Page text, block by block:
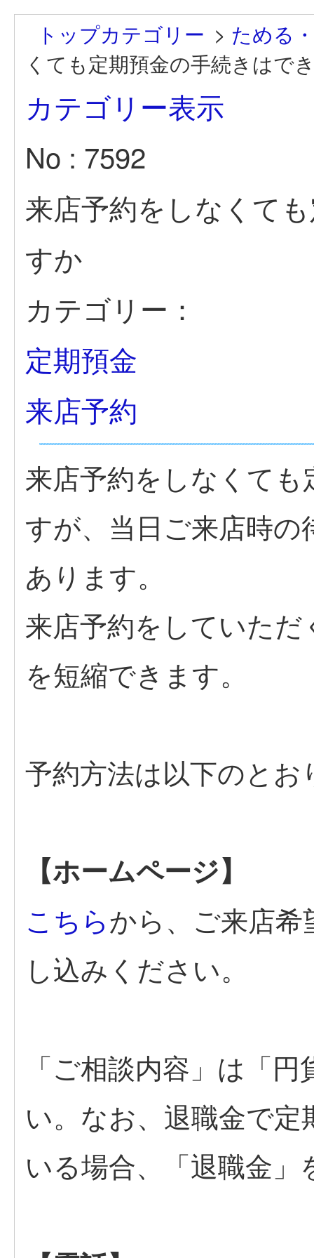
トップカテゴリー > ためる
くても定期預金の手続きはで
カテゴリー表示
No : 7592
来店予約をしなくて
すか
カテゴリー：
定期預金
来店予約
来店予約をしなくて
すが、当日ご来店時
あります。
来店予約をしていた
を短縮できます。
予約方法は以下のとお
【ホームページ】
こちらから、ご来店
し込みください。
「ご相談内容」は「
い。なお、退職金で
いる場合、「退職金